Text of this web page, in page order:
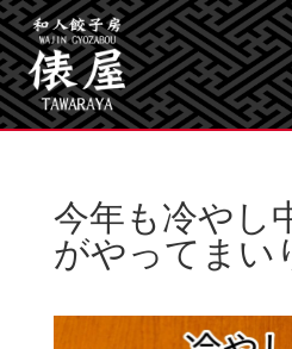
今年も冷やし
がやってまい